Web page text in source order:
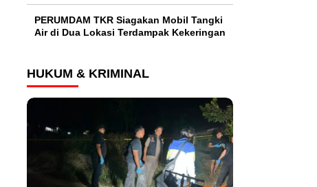
PERUMDAM TKR Siagakan Mobil Tangki
Air di Dua Lokasi Terdampak Kekeringan
HUKUM & KRIMINAL